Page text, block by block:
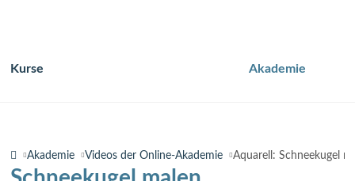
Navigation
Kurse Akademie
Akademie Videos der Online-Akademie Aquarell: Schneekugel